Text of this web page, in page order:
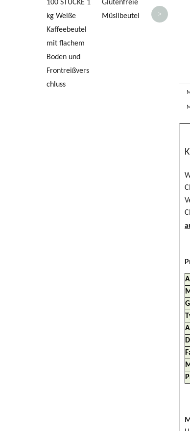
100 STÜCKE 1
kg Weiße
Kaffeebeutel
mit flachem
Boden und
Frontreißvers
chluss
Glutenfreie
Müslibeutel
>